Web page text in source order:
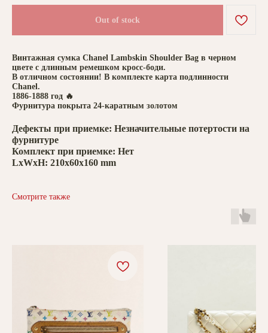
Out of stock
Винтажная сумка Chanel Lambskin Shoulder Bag в черном
цвете с длинным ремешком кросс-боди.
В отличном состоянии! В комплекте карта подлинности
Chanel.
1886-1888 год 🔥
Фурнитура покрыта 24-каратным золотом
Дефекты при приемке: Незначительные потертости на
фурнитуре
Комплект при приемке: Нет
LxWxH: 210x60x160 mm
Смотрите также